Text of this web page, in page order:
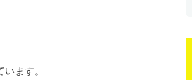
ます。